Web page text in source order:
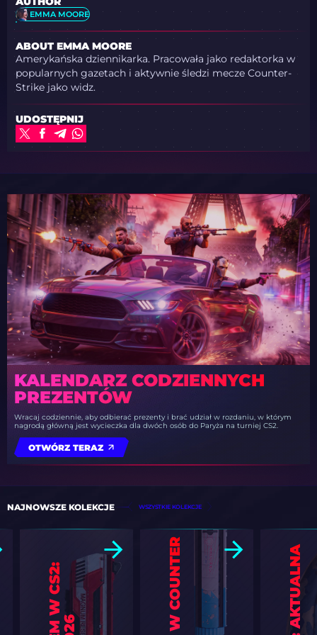
EMMA MOORE
ABOUT EMMA MOORE
Amerykańska dziennikarka. Pracowała jako redaktorka w
popularnych gazetach i aktywnie śledzi mecze Counter-
Strike jako widz.
UDOSTĘPNIJ
KALENDARZ CODZIENNYCH
PREZENTÓW
Wracaj codziennie, aby odbierać prezenty i brać udział w rozdaniu, w którym
nagrodą główną jest wycieczka dla dwóch osób do Paryża na turniej CS2.
OTWÓRZ TERAZ
NAJNOWSZE KOLEKCJE WSZYSTKIE KOLEKCJE